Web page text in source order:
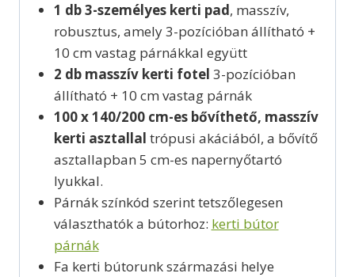
1 db 3-személyes kerti pad, masszív,
robusztus, amely 3-pozícióban állítható +
10 cm vastag párnákkal együtt
2 db masszív kerti fotel 3-pozícióban
állítható + 10 cm vastag párnák
100 x 140/200 cm-es bővíthető, masszív
kerti asztallal trópusi akáciából, a bővítő
asztallapban 5 cm-es napernyőtartó
lyukkal.
Párnák színkód szerint tetszőlegesen
választhatók a bútorhoz: kerti bútor
párnák
Fa kerti bútorunk származási helye